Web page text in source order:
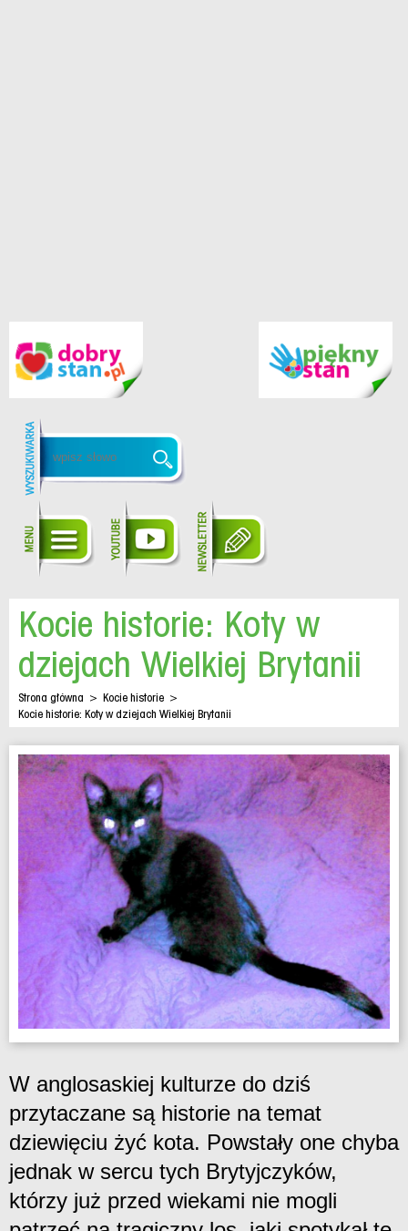
Kocie historie: Koty w
dziejach Wielkiej Brytanii
Strona główna > Kocie historie >
Kocie historie: Koty w dziejach Wielkiej Brytanii
W anglosaskiej kulturze do dziś
przytaczane są historie na temat
dziewięciu żyć kota. Powstały one chyba
jednak w sercu tych Brytyjczyków,
którzy już przed wiekami nie mogli